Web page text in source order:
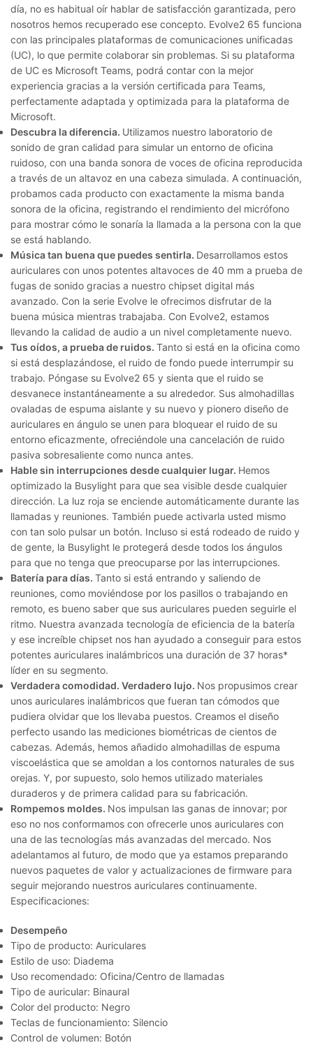
día, no es habitual oír hablar de satisfacción garantizada, pero
nosotros hemos recuperado ese concepto. Evolve2 65 funciona
con las principales plataformas de comunicaciones unificadas
(UC), lo que permite colaborar sin problemas. Si su plataforma
de UC es Microsoft Teams, podrá contar con la mejor
experiencia gracias a la versión certificada para Teams,
perfectamente adaptada y optimizada para la plataforma de
Microsoft.
Descubra la diferencia. Utilizamos nuestro laboratorio de
sonido de gran calidad para simular un entorno de oficina
ruidoso, con una banda sonora de voces de oficina reproducida
a través de un altavoz en una cabeza simulada. A continuación,
probamos cada producto con exactamente la misma banda
sonora de la oficina, registrando el rendimiento del micrófono
para mostrar cómo le sonaría la llamada a la persona con la que
se está hablando.
Música tan buena que puedes sentirla. Desarrollamos estos
auriculares con unos potentes altavoces de 40 mm a prueba de
fugas de sonido gracias a nuestro chipset digital más
avanzado. Con la serie Evolve le ofrecimos disfrutar de la
buena música mientras trabajaba. Con Evolve2, estamos
llevando la calidad de audio a un nivel completamente nuevo.
Tus oídos, a prueba de ruidos. Tanto si está en la oficina como
si está desplazándose, el ruido de fondo puede interrumpir su
trabajo. Póngase su Evolve2 65 y sienta que el ruido se
desvanece instantáneamente a su alrededor. Sus almohadillas
ovaladas de espuma aislante y su nuevo y pionero diseño de
auriculares en ángulo se unen para bloquear el ruido de su
entorno eficazmente, ofreciéndole una cancelación de ruido
pasiva sobresaliente como nunca antes.
Hable sin interrupciones desde cualquier lugar. Hemos
optimizado la Busylight para que sea visible desde cualquier
dirección. La luz roja se enciende automáticamente durante las
llamadas y reuniones. También puede activarla usted mismo
con tan solo pulsar un botón. Incluso si está rodeado de ruido y
de gente, la Busylight le protegerá desde todos los ángulos
para que no tenga que preocuparse por las interrupciones.
Batería para días. Tanto si está entrando y saliendo de
reuniones, como moviéndose por los pasillos o trabajando en
remoto, es bueno saber que sus auriculares pueden seguirle el
ritmo. Nuestra avanzada tecnología de eficiencia de la batería
y ese increíble chipset nos han ayudado a conseguir para estos
potentes auriculares inalámbricos una duración de 37 horas*
líder en su segmento.
Verdadera comodidad. Verdadero lujo. Nos propusimos crear
unos auriculares inalámbricos que fueran tan cómodos que
pudiera olvidar que los llevaba puestos. Creamos el diseño
perfecto usando las mediciones biométricas de cientos de
cabezas. Además, hemos añadido almohadillas de espuma
viscoelástica que se amoldan a los contornos naturales de sus
orejas. Y, por supuesto, solo hemos utilizado materiales
duraderos y de primera calidad para su fabricación.
Rompemos moldes. Nos impulsan las ganas de innovar; por
eso no nos conformamos con ofrecerle unos auriculares con
una de las tecnologías más avanzadas del mercado. Nos
adelantamos al futuro, de modo que ya estamos preparando
nuevos paquetes de valor y actualizaciones de firmware para
seguir mejorando nuestros auriculares continuamente.
Especificaciones:
Desempeño
Tipo de producto: Auriculares
Estilo de uso: Diadema
Uso recomendado: Oficina/Centro de llamadas
Tipo de auricular: Binaural
Color del producto: Negro
Teclas de funcionamiento: Silencio
Control de volumen: Botón